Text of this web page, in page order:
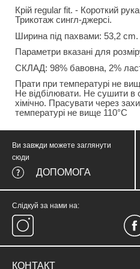
Крій regular fit. - Короткий
Трикотаж сингл-джерсі.
Ширина під пахвами: 53,2 cm.
Параметри вказані для
СКЛАД: 98% бавовна, 2%
Прати при температурі не
Не відбілювати. Не сушити в
хімічно. Прасувати через
температурі не вище 110°C
Ви завжди можете заглянути
сюди
ДОПОМОГА
Слідкуй за нами на:
КОНТАКТ